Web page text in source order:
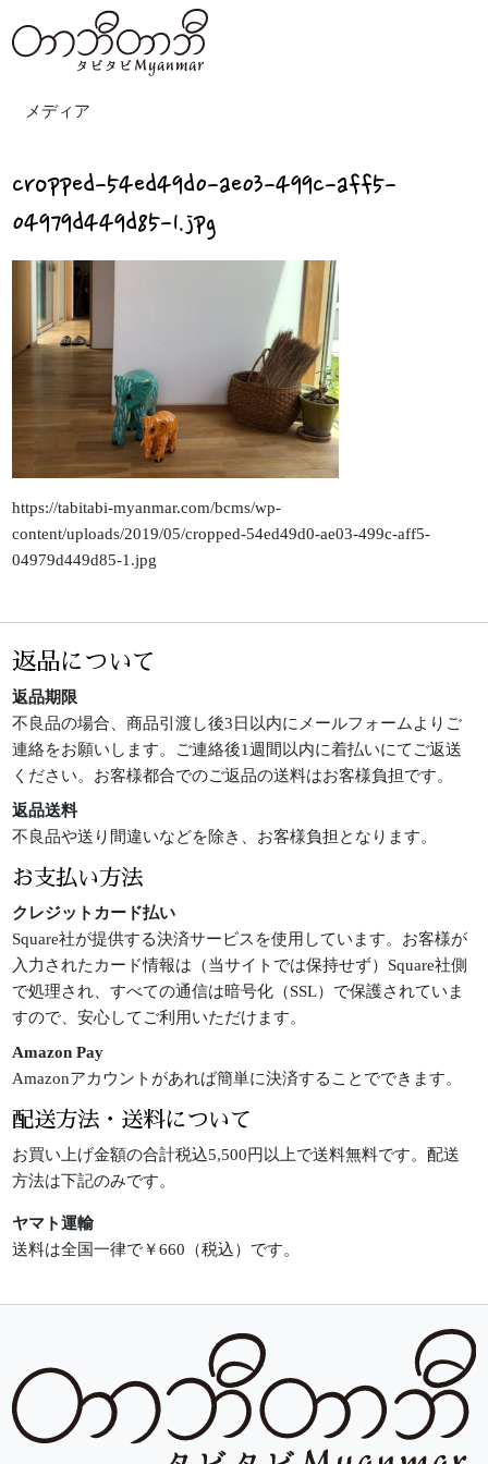
メディア
cropped-54ed49d0-ae03-499c-aff5-
04979d449d85-1.jpg
https://tabitabi-myanmar.com/bcms/wp-
content/uploads/2019/05/cropped-54ed49d0-ae03-499c-aff5-
04979d449d85-1.jpg
返品について
返品期限
不良品の場合、商品引渡し後3日以内にメールフォームよりご
連絡をお願いします。ご連絡後1週間以内に着払いにてご返送
ください。お客様都合でのご返品の送料はお客様負担です。
返品送料
不良品や送り間違いなどを除き、お客様負担となります。
お支払い方法
クレジットカード払い
Square社が提供する決済サービスを使用しています。お客様が
入力されたカード情報は（当サイトでは保持せず）Square社側
で処理され、すべての通信は暗号化（SSL）で保護されていま
すので、安心してご利用いただけます。
Amazon Pay
Amazonアカウントがあれば簡単に決済することでできます。
配送方法・送料について
お買い上げ金額の合計税込5,500円以上で送料無料です。配送
方法は下記のみです。
ヤマト運輸
送料は全国一律で￥660（税込）です。